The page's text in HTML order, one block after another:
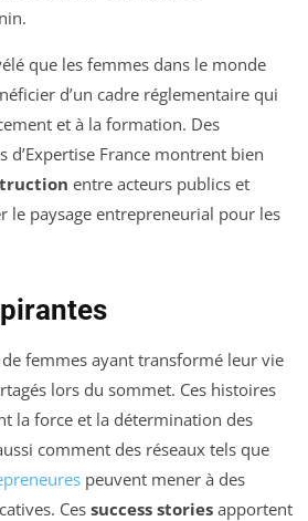
que les femmes dans le monde
d’un cadre réglementaire qui
et à la formation. Des
d’Expertise France montrent bien
entre acteurs publics et
le paysage entrepreneurial pour les
femmes ayant transformé leur vie
lors du sommet. Ces histoires
la force et la détermination des
comment des réseaux tels que
peuvent mener à des
Ces success stories apportent